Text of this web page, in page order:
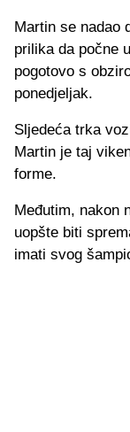
Martin se nadao
prilika da počne
pogotovo s
ponedjeljak.
Sljedeća trka
Martin je taj
forme.
Međutim, nakon
uopšte biti
imati svog